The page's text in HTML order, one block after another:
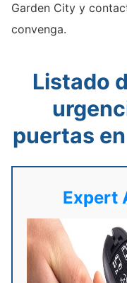
Garden City y
convenga.
Listado
puertas
Expert